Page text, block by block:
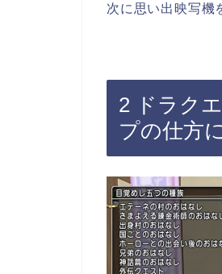
次に思い出映写機
2 ドラク
プの仕方